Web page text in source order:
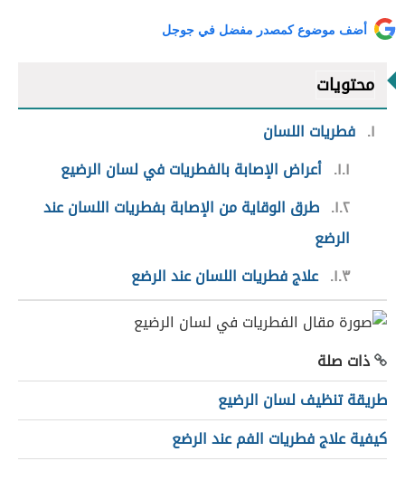
أضف موضوع كمصدر مفضل في جوجل
محتويات
١ فطريات اللسان
١.١ أعراض الإصابة بالفطريات في لسان الرضيع
١.٢ طرق الوقاية من الإصابة بفطريات اللسان عند
الرضع
١.٣ علاج فطريات اللسان عند الرضع
ذات صلة
طريقة تنظيف لسان الرضيع
كيفية علاج فطريات الفم عند الرضع